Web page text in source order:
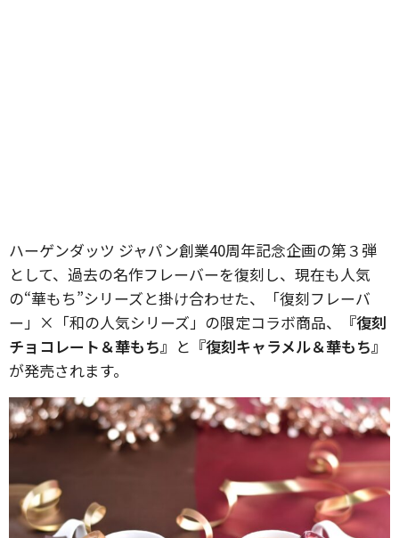
ハーゲンダッツ ジャパン創業40周年記念企画の第３弾
として、過去の名作フレーバーを復刻し、現在も人気
の“華もち”シリーズと掛け合わせた、「復刻フレーバ
ー」×「和の人気シリーズ」の限定コラボ商品、
『復刻
チョコレート＆華もち』 と 『復刻キャラメル＆華もち』
が発売されます。